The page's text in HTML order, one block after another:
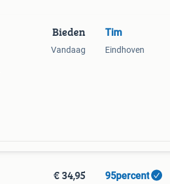
Bieden
Vandaag
Tim
Eindhoven
€ 34,95 95percent